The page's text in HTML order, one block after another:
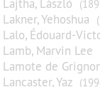
Lajtha, László
Lakner, Yehoshua
Lalo, Édouard-
Lamb, Marvin Lee
Lamote de
Lancaster, Yaz